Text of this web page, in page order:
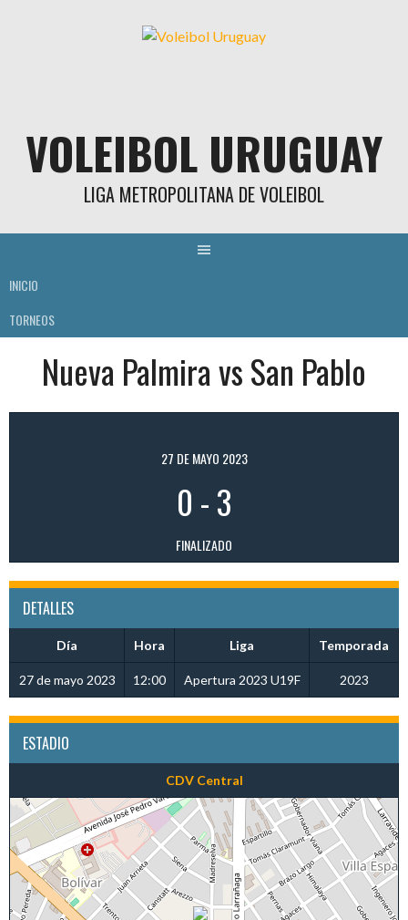
VOLEIBOL URUGUAY
LIGA METROPOLITANA DE VOLEIBOL
INICIO
TORNEOS
Nueva Palmira vs San Pablo
27 DE MAYO 2023
0 -3
FINALIZADO
DETALLES
Día Hora Liga Temporada
27 de mayo 2023 12:00 Apertura 2023 U19F 2023
ESTADIO
CDV Central